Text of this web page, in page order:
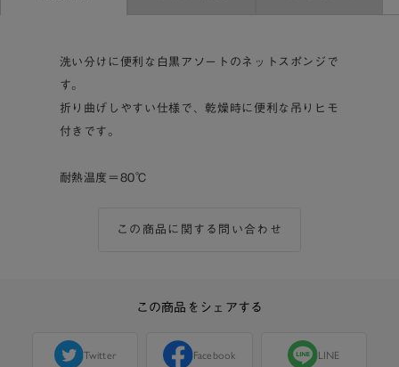
洗い分けに便利な白黒アソートのネットスポンジで
す。
折り曲げしやすい仕様で、乾燥時に便利な吊りヒモ
付きです。
耐熱温度＝80℃
この商品に関する問い合わせ
この商品をシェアする
Twitter Facebook LINE